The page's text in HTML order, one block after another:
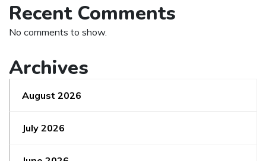
Recent Comments
No comments to show.
Archives
August 2026
July 2026